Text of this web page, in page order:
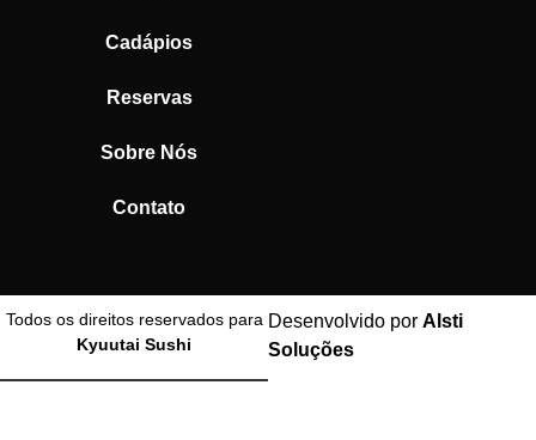
Cadápios
Reservas
Sobre Nós
Contato
Todos os direitos reservados para
Kyuutai Sushi
Desenvolvido por Alsti
Soluções